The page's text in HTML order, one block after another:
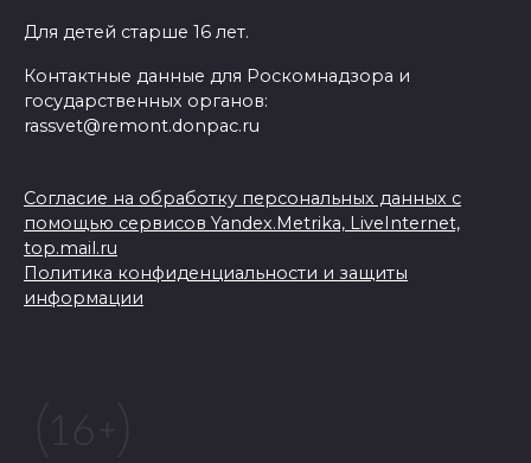
Для детей старше 16 лет.
Контактные данные для Роскомнадзора и
государственных органов:
rassvet@remont.donpac.ru
Согласие на обработку персональных данных с
помощью сервисов Yandex.Metrika, LiveInternet,
top.mail.ru
Политика конфиденциальности и защиты
информации